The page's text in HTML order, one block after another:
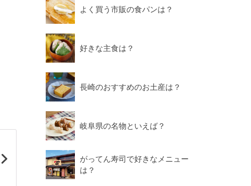
よく買う市販の食パンは？
好きな主食は？
長崎のおすすめのお土産は？
岐阜県の名物といえば？
がってん寿司で好きなメニュー
は？